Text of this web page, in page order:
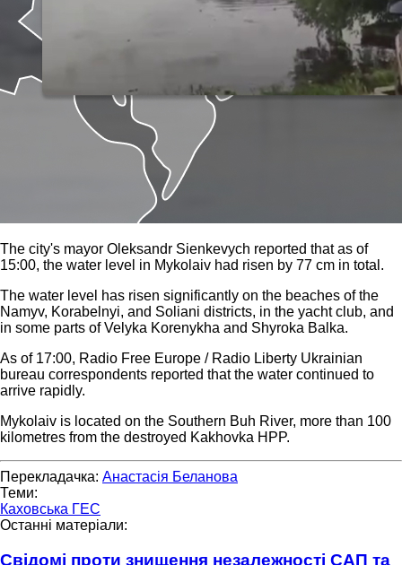
The city's mayor Oleksandr Sienkevych reported that as of
15:00, the water level in Mykolaiv had risen by 77 cm in total.
The water level has risen significantly on the beaches of the
Namyv, Korabelnyi, and Soliani districts, in the yacht club, and
in some parts of Velyka Korenykha and Shyroka Balka.
As of 17:00, Radio Free Europe / Radio Liberty Ukrainian
bureau correspondents reported that the water continued to
arrive rapidly.
Mykolaiv is located on the Southern Buh River, more than 100
kilometres from the destroyed Kakhovka HPP.
Перекладачка: Анастасія Беланова
Теми:
Каховська ГЕС
Останні матеріали:
Свідомі проти знищення незалежності САП та